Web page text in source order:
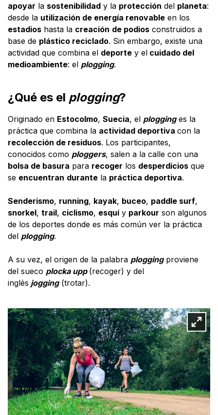
apoyar la sostenibilidad y la protección del planeta:
desde la utilización de energía renovable en los
estadios hasta la creación de podios construidos a
base de plástico reciclado. Sin embargo, existe una
actividad que combina el deporte y el cuidado del
medioambiente: el plogging.
¿Qué es el plogging?
Originado en Estocolmo, Suecia, el plogging es la
práctica que combina la actividad deportiva con la
recolección de residuos. Los participantes,
conocidos como ploggers, salen a la calle con una
bolsa de basura para recoger los desperdicios que
se encuentran durante la práctica deportiva.
Senderismo, running, kayak, buceo, paddle surf,
snorkel, trail, ciclismo, esquíy parkour son algunos
de los deportes donde es más común ver la práctica
del plogging.
A su vez, el origen de la palabra plogging proviene
del sueco plocka upp (recoger) y del
inglés jogging (trotar).